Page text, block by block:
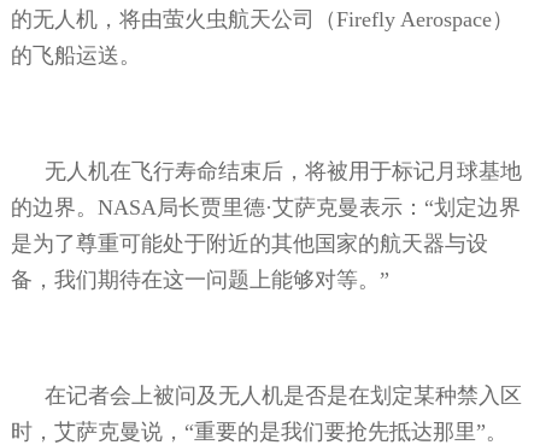
的无人机，将由萤火虫航天公司（Firefly Aerospace）
的飞船运送。
无人机在飞行寿命结束后，将被用于标记月球基地
的边界。 NASA 局长贾里德·艾萨克曼表示：“划定边界
是为了尊重可能处于附近的其他国家的航天器与设
备，我们期待在这一问题上能够对等。”
在记者会上被问及无人机是否是在划定某种禁入区
时，艾萨克曼说，“重要的是我们要抢先抵达那里”。